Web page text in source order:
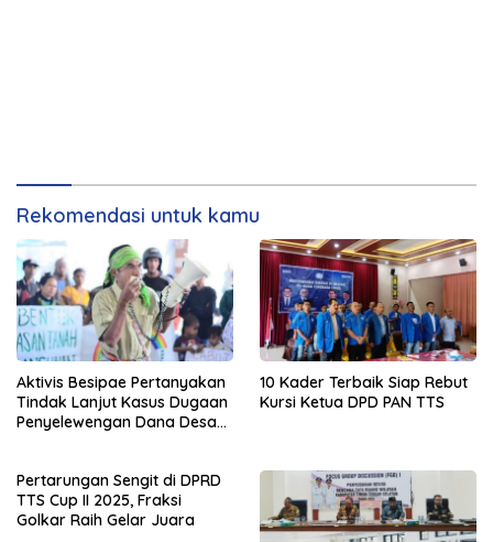
Rekomendasi untuk kamu
Aktivis Besipae Pertanyakan
Tindak Lanjut Kasus Dugaan
Penyelewengan Dana Desa
10 Kader Terbaik Siap Rebut
Kursi Ketua DPD PAN TTS
Pertarungan Sengit di DPRD
TTS Cup II 2025, Fraksi
Golkar Raih Gelar Juara